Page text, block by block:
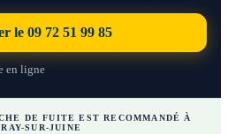
le 09 72 51 99 85
en ligne
DE FUITE EST RECOMMANDÉ À
SUR-JUINE